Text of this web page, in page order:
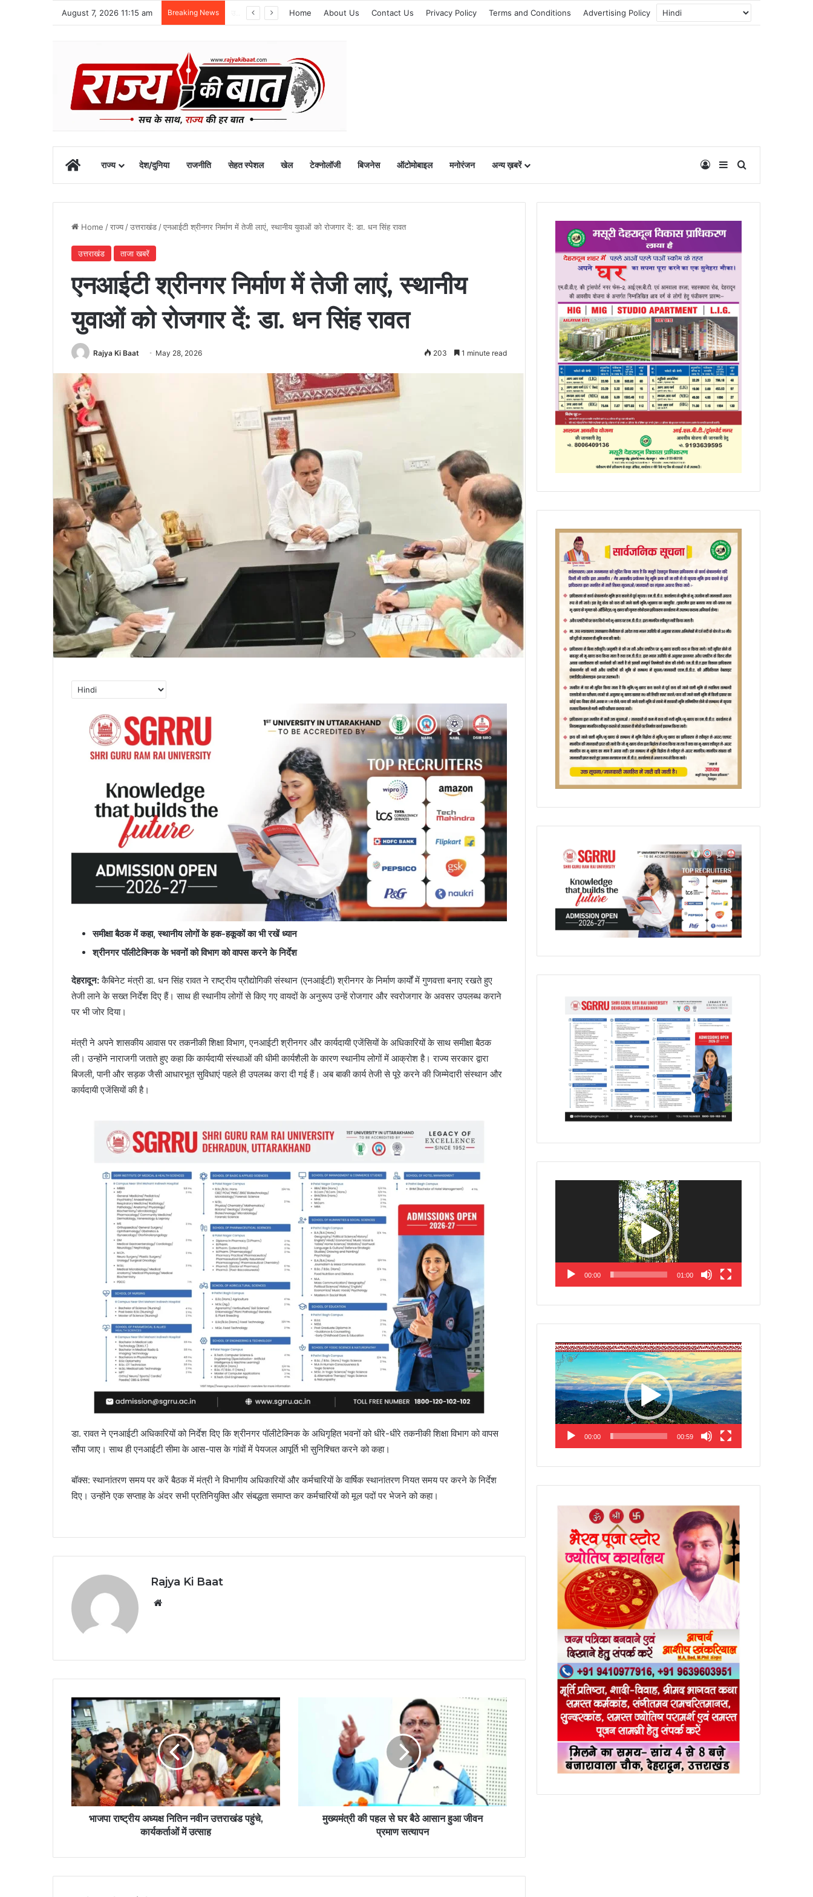
August 7, 2026 11:15 am Breaking News Home About Us Contact Us Privacy Policy Terms and Conditions Advertising Policy
Homeराज्य देश/दुनिया राजनीति सेहत स्पेशल खेल टेक्नोलॉजी बिजनेस ऑटोमोबाइल मनोरंजन अन्य ख़बरें Log InSidebar
Home /राज्य /उत्तराखंड /एनआईटी श्रीनगर निर्माण में तेजी लाएं, स्थानीय युवाओं को रोजगार दें: डा. धन सिंह रावत
उत्तराखंड ताजा खबरें
एनआईटी श्रीनगर निर्माण में तेजी लाएं, स्थानीय
युवाओं को रोजगार दें: डा. धन सिंह रावत
Rajya Ki Baat May 28, 2026 203 1 minute read
समीक्षा बैठक में कहा, स्थानीय लोगों के हक-हकूकों का भी रखें ध्यान
श्रीनगर पाॅलीटेक्निक के भवनों को विभाग को वापस करने के निर्देश
देहरादून:कैबिनेट मंत्री डा. धन सिंह रावत ने राष्ट्रीय प्रौद्योगिकी संस्थान (एनआईटी) श्रीनगर के निर्माण कार्यों में गुणवत्ता बनाए रखते हुए
तेजी लाने के सख्त निर्देश दिए हैं। साथ ही स्थानीय लोगों से किए गए वायदों के अनुरूप उन्हें रोजगार और स्वरोजगार के अवसर उपलब्ध कराने
पर भी जोर दिया।
मंत्री ने अपने शासकीय आवास पर तकनीकी शिक्षा विभाग, एनआईटी श्रीनगर और कार्यदायी एजेंसियों के अधिकारियों के साथ समीक्षा बैठक
ली। उन्होंने नाराजगी जताते हुए कहा कि कार्यदायी संस्थाओं की धीमी कार्यशैली के कारण स्थानीय लोगों में आक्रोश है। राज्य सरकार द्वारा
बिजली, पानी और सड़क जैसी आधारभूत सुविधाएं पहले ही उपलब्ध करा दी गई हैं। अब बाकी कार्य तेजी से पूरे करने की जिम्मेदारी संस्थान और
कार्यदायी एजेंसियों की है।
डा. रावत ने एनआईटी अधिकारियों को निर्देश दिए कि श्रीनगर पॉलीटेक्निक के अधिगृहित भवनों को धीरे-धीरे तकनीकी शिक्षा विभाग को वापस
सौंपा जाए। साथ ही एनआईटी सीमा के आस-पास के गांवों में पेयजल आपूर्ति भी सुनिश्चित करने को कहा।
बॉक्स: स्थानांतरण समय पर करें बैठक में मंत्री ने विभागीय अधिकारियों और कर्मचारियों के वार्षिक स्थानांतरण नियत समय पर करने के निर्देश
दिए। उन्होंने एक सप्ताह के अंदर सभी प्रतिनियुक्ति और संबद्धता समाप्त कर कर्मचारियों को मूल पदों पर भेजने को कहा।
Rajya Ki Baat
भाजपा राष्ट्रीय अध्यक्ष नितिन नवीन उत्तराखंड पहुंचे,
कार्यकर्ताओं में उत्साह
मुख्यमंत्री की पहल से घर बैठे आसान हुआ जीवन
प्रमाण सत्यापन
00:00 01:00
Video
Player
00:00 00:59